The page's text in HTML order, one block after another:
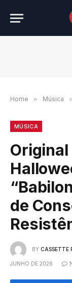
Home » Música »
MÚSICA
Original
de
BY CASSETTE
JUNHO DE 2026